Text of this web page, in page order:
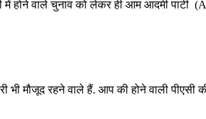
में होने वाले चुनाव को लेकर ही आम आदमी
मौजूद रहने वाले हैं. आप की होने वाली पीएसी